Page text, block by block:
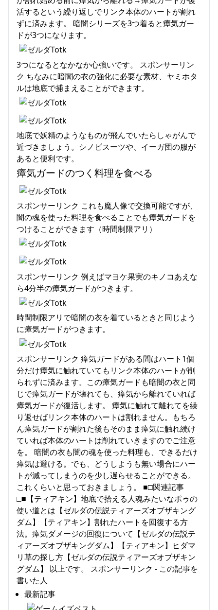
活するという繰り返しでリンク本体のハートが割れ
ずに済みます。 暗闇シリーズを3つ着ると瘴気ガー
ドが3つになります。
3つになるとなかなか心強いです。 スポンサーリン
ク ちなみに暗闇の衣の強化に必要な素材、ヤミホタ
ルは地底で捕まえることができます。
地底で妖精のようなものが飛んでいたらしゃがんで
近づきましょう。シノビスーツや、イーガ団の服が
あると便利です。
瘴気ガードのつく料理を食べる
スポンサーリンク これも魔人像で交換可能ですが、
闇の魂を使った料理を食べることでも瘴気ガードを
つけることができます（時間制限アリ）
スポンサーリンク 例えばマヨケ果実のキノコあえな
ら4分半の瘴気ガードがつきます。
時間制限アリで暗闇の衣を着ているときと同じよう
に瘴気ガードがつきます。
スポンサーリンク 瘴気ガードがある間はハート1個
分だけ瘴気に触れていてもリンク本体のハートが削
られずに済みます。この瘴気ガードも暗闇の衣と同
じで瘴気ガードが壊れても、瘴気から離れていれば
瘴気ガードが復活します。 瘴気に触れて離れてを繰
り返せばリンク本体のハートは割れません。もちろ
ん瘴気ガードが割れた後もそのまま瘴気に触れ続け
ていれば本体のハートは削れていきますのでご注意
を。 暗闇の衣も闇の魂を使った料理も、できるだけ
瘴気は避ける。でも、どうしようも無い場合にハー
トが減ってしまうのを少し遅らせることができる。
これくらいと思っておきましょう。 ■□関連記事
□■【ティアキン】地底で拾える人魂みたいなポゥの
使い道とは【ゼルダの伝説ティアーズオブザキング
ダム】【ティアキン】割れたハートを回復する方
法。瘴気ダメージの回復について【ゼルダの伝説テ
ィアーズオブザキングダム】【ティアキン】ヒダマ
リ草の探し方【ゼルダの伝説ティアーズオブザキン
グダム】 以上です。 スポンサーリンク - この記事を
書いた人
最新記事